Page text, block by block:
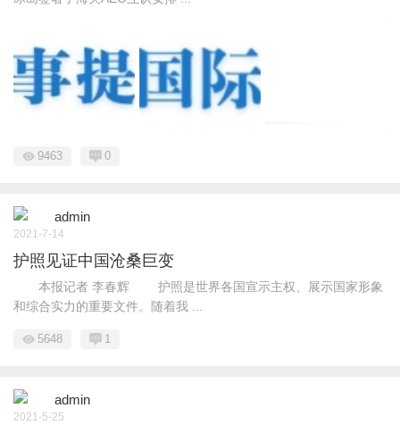
9463 0
admin
2021-7-14
护照见证中国沧桑巨变
本报记者 李春辉 护照是世界各国宣示主权、展示国家形象
和综合实力的重要文件。随着我 ...
5648 1
admin
2021-5-25